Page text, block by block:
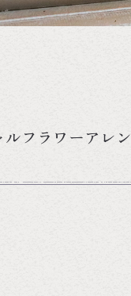
フラワーアレン